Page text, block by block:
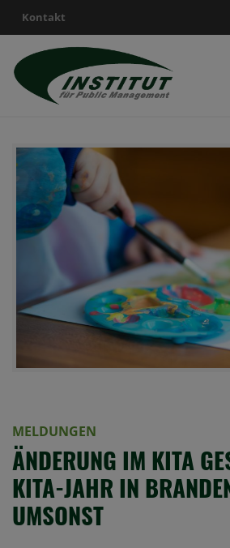
Kontakt
Suche nach:
MELDUNGEN
ÄNDERUNG IM KITA
KITA-JAHR IN
UMSONST